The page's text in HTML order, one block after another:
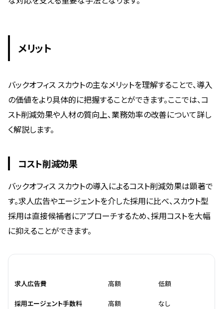
メリット
バックオフィス スカウトの主なメリットを理解することで、導入
の価値をより具体的に把握することができます。ここでは、コ
スト削減効果や人材の質向上、業務効率の改善について詳し
く解説します。
コスト削減効果
バックオフィス スカウトの導入によるコスト削減効果は顕著で
す。求人広告やエージェントを介した採用に比べ、スカウト型
採用は直接候補者にアプローチするため、採用コストを大幅
に抑えることができます。
求人広告費 高額 低額
採用エージェント手数料 高額 なし